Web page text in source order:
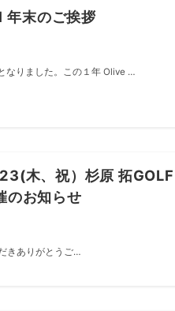
末のご挨拶
なりました。この１年 Olive …
木、祝）杉原 拓GOLF
のお知らせ
きありがとうご…